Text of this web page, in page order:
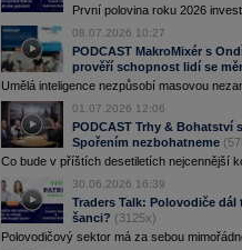
První polovina roku 2026
08.07.2026 10:27
PODCAST MakroMixér s
prověří schopnost lidí se
Umělá inteligence nezpůsobí masovou
01.07.2026 12:06
PODCAST Trhy & Bohatství
Spořením nezbohatneme
Co bude v příštích desetiletích nejcennější
30.06.2026 16:39
Traders Talk: Polovodiče
šanci? (3125x)
Polovodičový sektor má za sebou